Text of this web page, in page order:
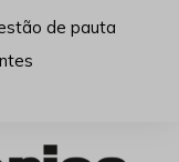
de pauta